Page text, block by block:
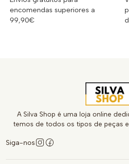
encomendas superiores a
99,90€
A Silva Shop é uma loja online
temos de todos os tipos de peças
Siga-nos